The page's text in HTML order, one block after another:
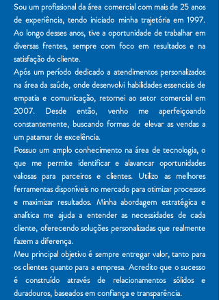
Sou um profissional da área comercial com mais de 25 anos
de experiência, tendo iniciado minha trajetória em 1997.
Ao longo desses anos, tive a oportunidade de trabalhar em
diversas frentes, sempre com foco em resultados e na
satisfação do cliente.
Após um período dedicado a atendimentos personalizados
na área da saúde, onde desenvolvi habilidades essenciais de
empatia e comunicação, retornei ao setor comercial em
2007. Desde então, venho me aperfeiçoando
constantemente, buscando formas de elevar as vendas a
um patamar de excelência.
Possuo um amplo conhecimento na área de tecnologia, o
que me permite identificar e alavancar oportunidades
valiosas para parceiros e clientes. Utilizo as melhores
ferramentas disponíveis no mercado para otimizar processos
e maximizar resultados. Minha abordagem estratégica e
analítica me ajuda a entender as necessidades de cada
cliente, oferecendo soluções personalizadas que realmente
fazem a diferença.
Meu principal objetivo é sempre entregar valor, tanto para
os clientes quanto para a empresa. Acredito que o sucesso
é construído através de relacionamentos sólidos e
duradouros, baseados em confiança e transparência.